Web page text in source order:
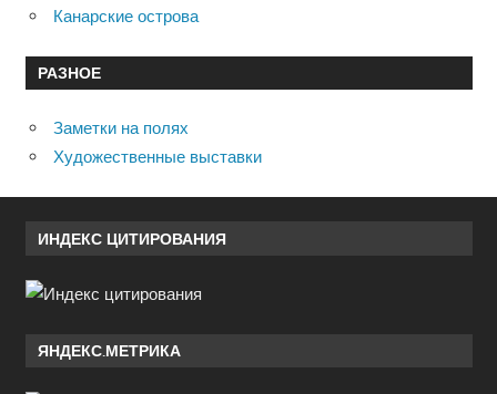
Канарские острова
РАЗНОЕ
Заметки на полях
Художественные выставки
ИНДЕКС ЦИТИРОВАНИЯ
ЯНДЕКС.МЕТРИКА